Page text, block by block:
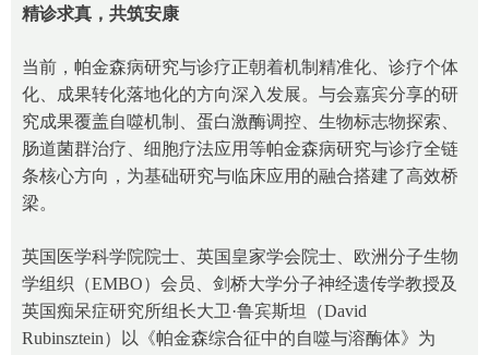
精诊求真，共筑安康
当前，帕金森病研究与诊疗正朝着机制精准化、诊疗个体
化、成果转化落地化的方向深入发展。与会嘉宾分享的研
究成果覆盖自噬机制、蛋白激酶调控、生物标志物探索、
肠道菌群治疗、细胞疗法应用等帕金森病研究与诊疗全链
条核心方向，为基础研究与临床应用的融合搭建了高效桥
梁。
英国医学科学院院士、英国皇家学会院士、欧洲分子生物
学组织（EMBO）会员、剑桥大学分子神经遗传学教授及
英国痴呆症研究所组长大卫·鲁宾斯坦（David
Rubinsztein）以《帕金森综合征中的自噬与溶酶体》为